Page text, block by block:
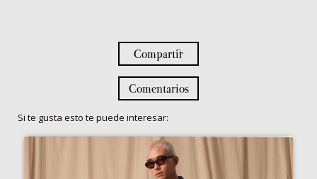
Compartir
Comentarios
Si te gusta esto te puede interesar: